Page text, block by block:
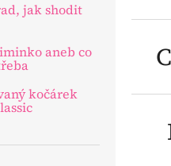
jak shodit
aneb co
kočárek